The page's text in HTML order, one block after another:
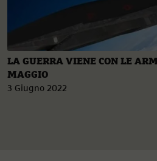
LA GUERRA VIENE CON LE
MAGGIO
3 Giugno 2022